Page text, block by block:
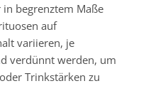
begrenztem Maße
auf
variieren, je
verdünnt werden, um
Trinkstärken zu